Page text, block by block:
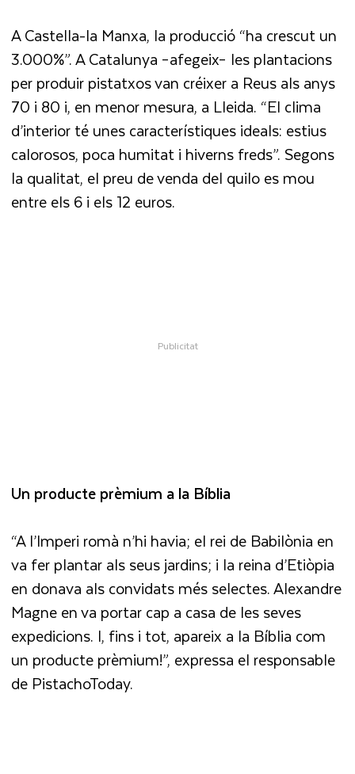
A Castella-la Manxa, la producció “ha crescut un
3.000%”. A Catalunya –afegeix– les plantacions
per produir pistatxos van créixer a Reus als anys
70 i 80 i, en menor mesura, a Lleida. “El clima
d’interior té unes característiques ideals: estius
calorosos, poca humitat i hiverns freds”. Segons
la qualitat, el preu de venda del quilo es mou
entre els 6 i els 12 euros.
Un producte prèmium a la Bíblia
“A l’Imperi romà n’hi havia; el rei de Babilònia en
va fer plantar als seus jardins; i la reina d’Etiòpia
en donava als convidats més selectes. Alexandre
Magne en va portar cap a casa de les seves
expedicions. I, fins i tot, apareix a la Bíblia com
un producte prèmium!”, expressa el responsable
de PistachoToday.